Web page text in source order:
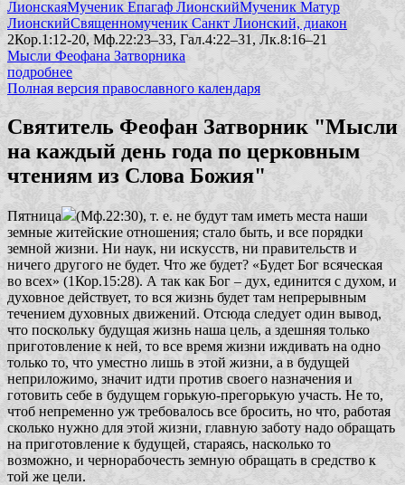
ЛионскаяМученик Епагаф ЛионскийМученик Матур
ЛионскийСвященномученик Санкт Лионский, диакон
2Кор.1:12-20, Мф.22:23–33, Гал.4:22–31, Лк.8:16–21
Мысли Феофана Затворника
подробнее
Полная версия православного календаря
Святитель Феофан Затворник "Мысли
на каждый день года по церковным
чтениям из Слова Божия"
Пятница
(Мф.22:30), т. е. не будут там иметь места наши
земные житейские отношения; стало быть, и все порядки
земной жизни. Ни наук, ни искусств, ни правительств и
ничего другого не будет. Что же будет? «Будет Бог всяческая
во всех» (1Кор.15:28). А так как Бог – дух, единится с духом, и
духовное действует, то вся жизнь будет там непрерывным
течением духовных движений. Отсюда следует один вывод,
что поскольку будущая жизнь наша цель, а здешняя только
приготовление к ней, то все время жизни иждивать на одно
только то, что уместно лишь в этой жизни, а в будущей
неприложимо, значит идти против своего назначения и
готовить себе в будущем горькую-прегорькую участь. Не то,
чтоб непременно уж требовалось все бросить, но что, работая
сколько нужно для этой жизни, главную заботу надо обращать
на приготовление к будущей, стараясь, насколько то
возможно, и чернорабочесть земную обращать в средство к
той же цели.